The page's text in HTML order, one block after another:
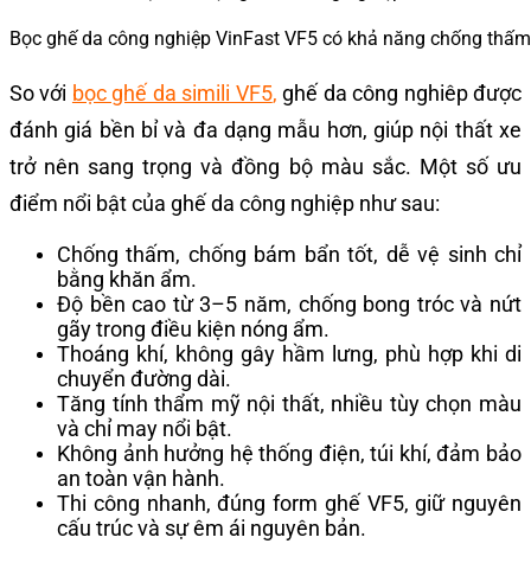
Bọc ghế da công nghiệp VinFast VF5 có khả năng chống
So với bọc ghế da simili VF5, ghế da công nghiêp được
đánh giá bền bỉ và đa dạng mẫu hơn, giúp nội thất xe
trở nên sang trọng và đồng bộ màu sắc. Một số ưu
điểm nổi bật của ghế da công nghiệp như sau:
Chống thấm, chống bám bẩn tốt, dễ vệ sinh chỉ
bằng khăn ẩm.
Độ bền cao từ 3–5 năm, chống bong tróc và nứt
gãy trong điều kiện nóng ẩm.
Thoáng khí, không gây hầm lưng, phù hợp khi di
chuyển đường dài.
Tăng tính thẩm mỹ nội thất, nhiều tùy chọn màu
và chỉ may nổi bật.
Không ảnh hưởng hệ thống điện, túi khí, đảm bảo
an toàn vận hành.
Thi công nhanh, đúng form ghế VF5, giữ nguyên
cấu trúc và sự êm ái nguyên bản.